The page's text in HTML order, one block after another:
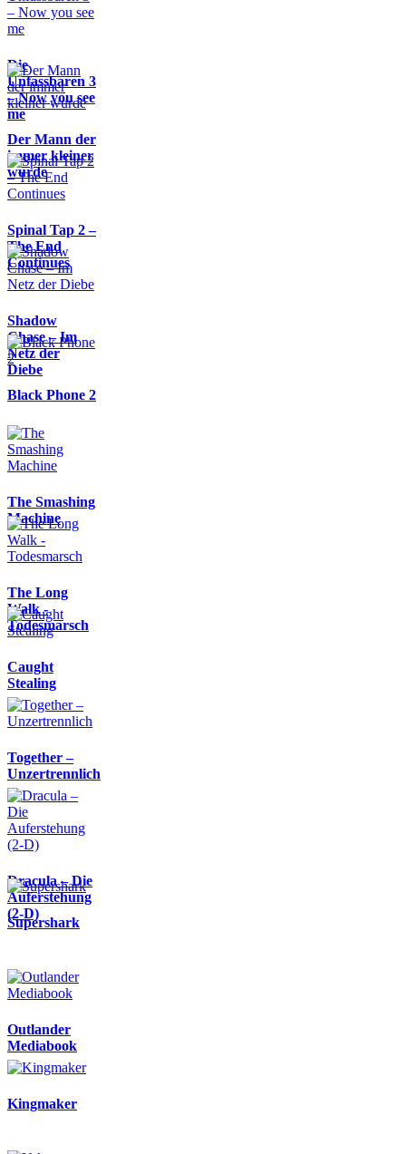
Die
Unfassbaren 3
– Now you see
me
Der Mann der
immer kleiner
wurde
Spinal Tap 2 –
The End
Continues
Shadow
Chase – Im
Netz der
Diebe
Black Phone 2
The Smashing
Machine
The Long
Walk -
Todesmarsch
Caught
Stealing
Together –
Unzertrennlich
Dracula – Die
Auferstehung
(2-D)
Supershark
Outlander
Mediabook
Kingmaker